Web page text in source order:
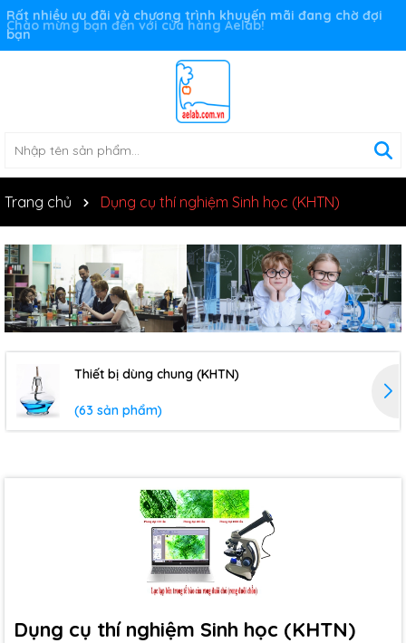
Rất nhiều ưu đãi và chương trình khuyến mãi đang chờ đợi
bạn
Trang chủ Dụng cụ thí nghiệm Sinh học (KHTN)
Thiết bị dùng chung (KHTN)
(63 sản phẩm)
Dụng cụ thí nghiệm Sinh học (KHTN)